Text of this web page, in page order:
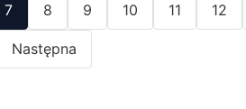
7 8 9 10 11 12
Następna